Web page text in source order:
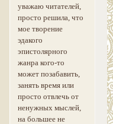
уважаю читателей,
просто решила, что
мое творение
эдакого
эпистолярного
жанра кого-то
может позабавить,
занять время или
просто отвлечь от
ненужных мыслей,
на большее не